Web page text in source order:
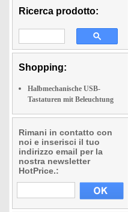
Ricerca prodotto:
Shopping:
Halbmechanische USB-
Tastaturen mit Beleuchtung
Rimani in contatto con
noi e inserisci il tuo
indirizzo email per la
nostra newsletter
HotPrice.: